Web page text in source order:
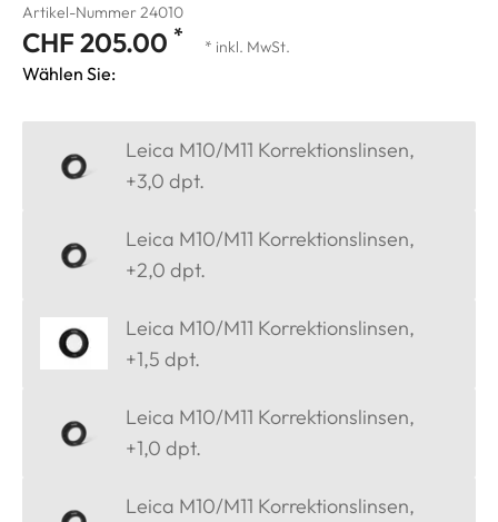
Artikel-Nummer 24010
CHF 205.00 * * inkl. MwSt.
Wählen Sie:
Leica M10/M11 Korrektionslinsen,
+3,0 dpt.
Leica M10/M11 Korrektionslinsen,
+2,0 dpt.
Leica M10/M11 Korrektionslinsen,
+1,5 dpt.
Leica M10/M11 Korrektionslinsen,
+1,0 dpt.
Leica M10/M11 Korrektionslinsen,